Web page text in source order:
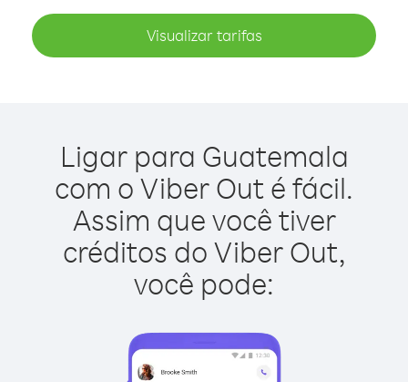
Visualizar tarifas
Ligar para Guatemala
com o Viber Out é fácil.
Assim que você tiver
créditos do Viber Out,
você pode: